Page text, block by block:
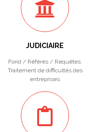
JUDICIAIRE
Fond / Référés / Requêtes.
Traitement de difficultés des
entreprises